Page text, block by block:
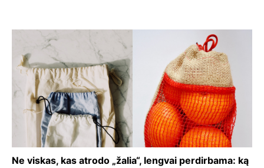
Ne viskas, kas atrodo „žalia“, lengvai perdirbama: ką